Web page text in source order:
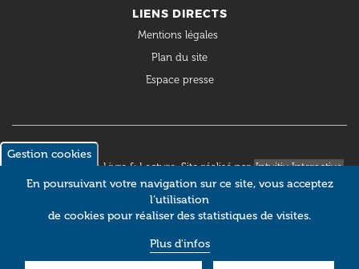
LIENS DIRECTS
Mentions légales
Plan du site
Espace presse
© 2018 Occitanie Livre & Lecture. Site réalisé parIntuitiv Interactive
Gestion cookies
En poursuivant votre navigation sur ce site, vous acceptez
l’utilisation
de cookies pour réaliser des statistiques de visites.
Plus d'infos